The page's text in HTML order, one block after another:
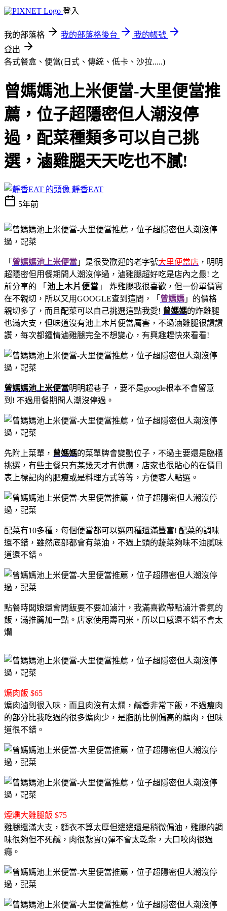
登入
我的部落格 我的部落格後台
我的帳號
登出
各式餐盒、便當(日式、傳統、低卡、沙拉.....)
曾媽媽池上米便當-大里便當推
薦，位子超隱密但人潮沒停
過，配菜種類多可以自己挑
選，滷雞腿天天吃也不膩!
靜香EAT
5年前
「 曾媽媽池上米便當 」是很受歡迎的老字號大里便當店 ，明明
超隱密但用餐期間人潮沒停過，滷雞腿超好吃是店內之最! 之
前分享的
「 池上木片便當 」
炸雞腿我很喜歡，但一份單價實
在不親切，所以又用GOOGLE查到這間，「 曾媽媽 」的價格
親切多了，而且配菜可以自己挑選這點我愛! 曾媽媽的炸雞腿
也滿大支，但味道沒有池上木片便當厲害，不過滷雞腿很讚讚
讚，每次都鍾情滷雞腿完全不想變心，有興趣趕快來看看!
曾媽媽池上米便當明明超巷子 ，要不是google根本不會留意
到! 不過用餐期間人潮沒停過。
先附上菜單， 曾媽媽的菜單牌會變動位子，不過主要還是臨櫃
挑選，有些主餐只有某幾天才有供應，店家也很貼心的在價目
表上標記肉的肥瘦或是料理方式等等，方便客人點選。
配菜有10多種，每個便當都可以選四種還滿豐富! 配菜的調味
還不錯，雖然底部都會有菜油，不過上頭的蔬菜夠味不油膩味
道還不錯。
點餐時闆娘還會問飯要不要加滷汁，我滿喜歡帶點滷汁香氣的
飯，滿推薦加一點。店家使用壽司米，所以口感還不錯不會太
爛
爌肉飯 $65
爌肉滷到很入味，而且肉沒有太爛，鹹香非常下飯，不過瘦肉
的部分比我吃過的很多爌肉少，是脂肪比例偏高的爌肉，但味
道很不錯。
煙燻大雞腿飯 $75
雞腿還滿大支，麵衣不算太厚但邊邊還是稍微偏油，雞腿的調
味很夠但不死鹹，肉很紮實Q彈不會太乾柴，大口咬肉很過
癮。